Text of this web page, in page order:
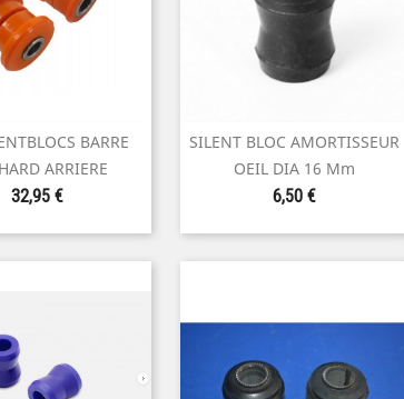
BARRE
ARRIERE
Prix
32,95 €
rapide
SILENT BLOC AMORTISSEUR
OEIL DIA 16 Mm
Prix
6,50 €
 Aperçu rapide